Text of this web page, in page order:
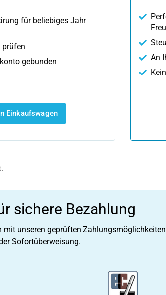
für beliebiges Jahr
prüfen
gebunden
Einkaufswagen
An
sichere Bezahlung
mit unseren geprüften
Sofortüberweisung.